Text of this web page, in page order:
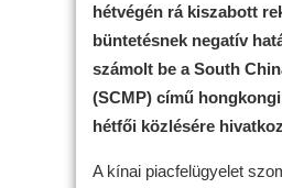
hétvégén rá kiszabott
büntetésnek negatív
számolt be a South
(SCMP) című
hétfői közlésére
A kínai piacfelügyelet